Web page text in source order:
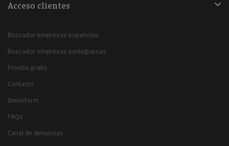
Acceso clientes
Buscador empresas españolas
Buscador empresas portuguesas
Prueba gratis
Contacto
Iberinform
FAQs
Canal de denuncias